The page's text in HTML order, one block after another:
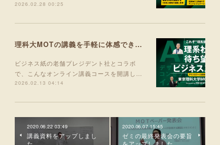
2026.02.28 00:25
理科大MOTの講義を手軽に体感できる入門コース 5月より開講！
ビジネス紙の老舗プレジデント社とコラボ
で、こんなオンライン講義コースを開講し…
2026.02.13 04:14
2020.06.22 03:49
講義資料をアップしまし
た。
2020.06.07 15:45
ゼミの最終発表会の要旨
をアップしました。